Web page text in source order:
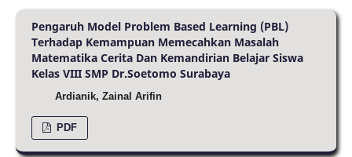
Pengaruh Model Problem Based Learning (PBL)
Terhadap Kemampuan Memecahkan Masalah
Matematika Cerita Dan Kemandirian Belajar Siswa
Kelas VIII SMP Dr.Soetomo Surabaya
Ardianik, Zainal Arifin
PDF